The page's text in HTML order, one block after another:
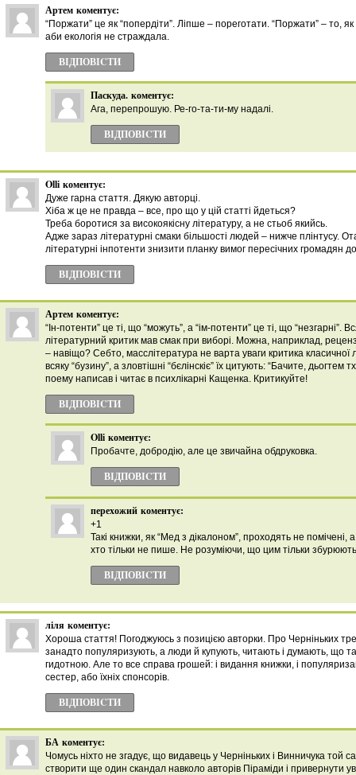
Артем коментує:
“Поржати” це як “попердіти”. Ліпше – пореготати. “Поржати” – то,
аби екологія не страждала.
ВІДПОВІCТИ
Паскуда. коментує:
Ага, перепрошую. Ре-го-та-ти-му надалі.
ВІДПОВІCТИ
Olli коментує:
Дуже гарна стаття. Дякую авторці.
Хіба ж це не правда – все, про що у цій статті йдеться?
Треба боротися за високоякісну літературу, а не стьоб якийсь.
Адже зараз літературні смаки більшості людей – нижче плінтусу.
літературні інпотенти знизити планку вимог пересічних громадян
ВІДПОВІCТИ
Артем коментує:
“Ін-потенти” це ті, що “можуть”, а “ім-потенти” це ті, що “незгарні”.
літературний критик мав смак при виборі. Можна, наприклад,
– навіщо? Себто, масслітература не варта уваги критика класичної
всяку “бузину”, а зловтішні “бєлінскіє” їх цитують: “Бачите,
поему написав і читає в психлікарні Кащенка. Критикуйте!
ВІДПОВІCТИ
Olli коментує:
Пробачте, добродію, але це звичайна обдруковка.
ВІДПОВІCТИ
перехожий коментує:
+1
Такі книжки, як “Мед з дікалоном”, проходять не помічені,
хто тільки не пише. Не розуміючи, що цим тільки збурюють
ВІДПОВІCТИ
ліля коментує:
Хороша стаття! Погоджуюсь з позицією авторки. Про Черніньких
занадто популяризують, а люди й купують, читають і думають, що
гидотною. Але то все справа грошей: і видання книжки, і
сестер, або їхніх спонсорів.
ВІДПОВІCТИ
БА коментує:
Чомусь ніхто не згадує, що видавець у Черніньких і Винничука той
створити ще один скандал навколо авторів Піраміди і привернути